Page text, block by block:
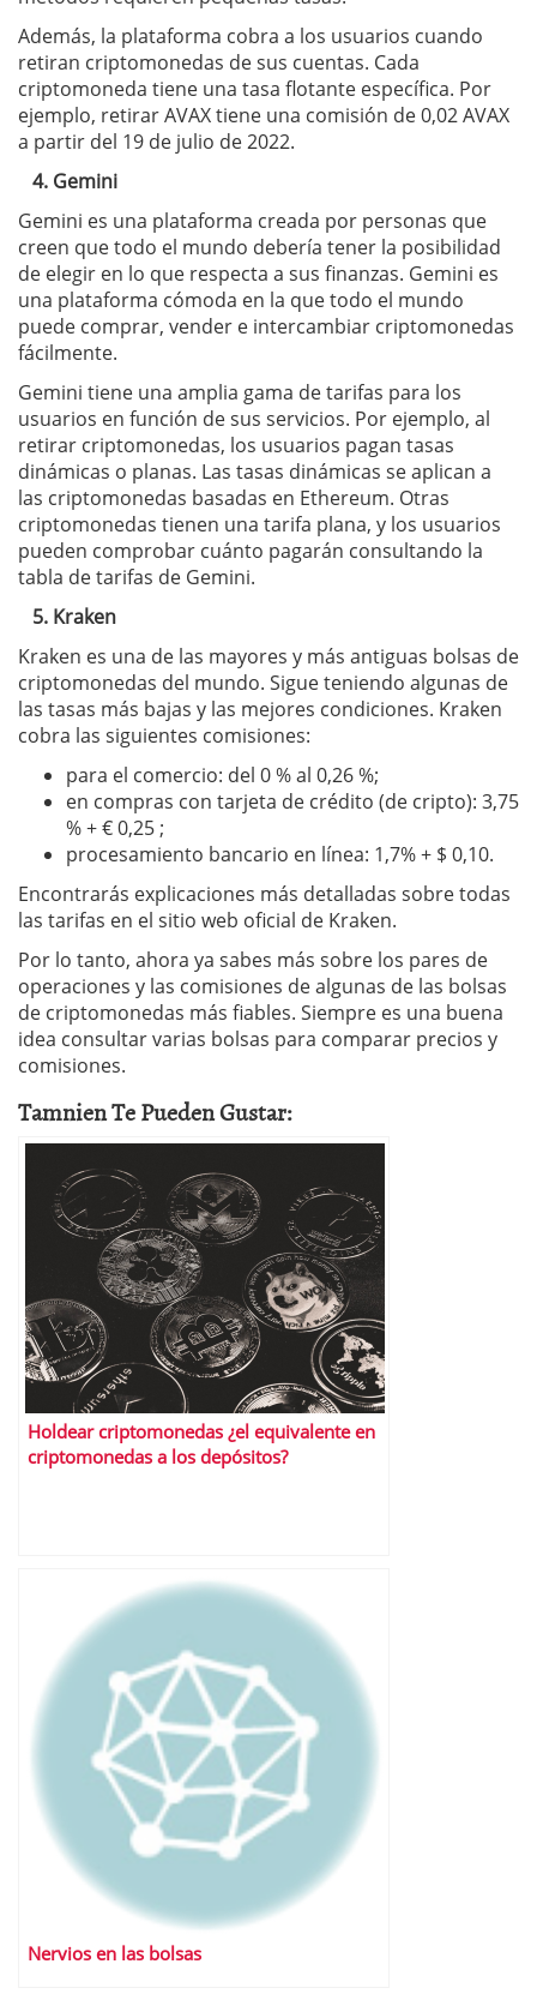
Además, la plataforma cobra a los usuarios cuando
retiran criptomonedas de sus cuentas. Cada
criptomoneda tiene una tasa flotante específica. Por
ejemplo, retirar AVAX tiene una comisión de 0,02 AVAX
a partir del 19 de julio de 2022.
4. Gemini
Gemini es una plataforma creada por personas que
creen que todo el mundo debería tener la posibilidad
de elegir en lo que respecta a sus finanzas. Gemini es
una plataforma cómoda en la que todo el mundo
puede comprar, vender e intercambiar criptomonedas
fácilmente.
Gemini tiene una amplia gama de tarifas para los
usuarios en función de sus servicios. Por ejemplo, al
retirar criptomonedas, los usuarios pagan tasas
dinámicas o planas. Las tasas dinámicas se aplican a
las criptomonedas basadas en Ethereum. Otras
criptomonedas tienen una tarifa plana, y los usuarios
pueden comprobar cuánto pagarán consultando la
tabla de tarifas de Gemini.
5. Kraken
Kraken es una de las mayores y más antiguas bolsas de
criptomonedas del mundo. Sigue teniendo algunas de
las tasas más bajas y las mejores condiciones. Kraken
cobra las siguientes comisiones:
para el comercio: del 0 % al 0,26 %;
en compras con tarjeta de crédito (de cripto): 3,75
% + € 0,25 ;
procesamiento bancario en línea: 1,7% + $ 0,10.
Encontrarás explicaciones más detalladas sobre todas
las tarifas en el sitio web oficial de Kraken.
Por lo tanto, ahora ya sabes más sobre los pares de
operaciones y las comisiones de algunas de las bolsas
de criptomonedas más fiables. Siempre es una buena
idea consultar varias bolsas para comparar precios y
comisiones.
Tamnien Te Pueden Gustar:
Holdear criptomonedas ¿el equivalente en
criptomonedas a los depósitos?
Nervios en las bolsas